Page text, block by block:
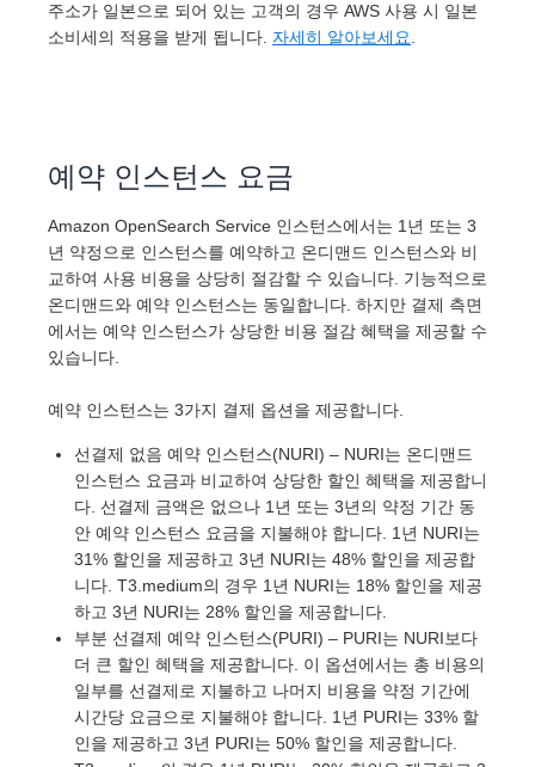
주소가 일본으로 되어 있는 고객의 경우 AWS 사용 시 일본
소비세의 적용을 받게 됩니다. 자세히 알아보세요
예약 인스턴스 요금
Amazon OpenSearch Service 인스턴스에서는 1년 또는 3
년 약정으로 인스턴스를 예약하고 온디맨드 인스턴스와 비
교하여 사용 비용을 상당히 절감할 수 있습니다. 기능적으로
온디맨드와 예약 인스턴스는 동일합니다. 하지만 결제 측면
에서는 예약 인스턴스가 상당한 비용 절감 혜택을 제공할 수
있습니다.
예약 인스턴스는 3가지 결제 옵션을 제공합니다.
선결제 없음 예약 인스턴스(NURI) – NURI는 온디맨드
인스턴스 요금과 비교하여 상당한 할인 혜택을 제공합니
다. 선결제 금액은 없으나 1년 또는 3년의 약정 기간 동
안 예약 인스턴스 요금을 지불해야 합니다. 1년 NURI는
31% 할인을 제공하고 3년 NURI는 48% 할인을 제공합
니다. T3.medium의 경우 1년 NURI는 18% 할인을 제공
하고 3년 NURI는 28% 할인을 제공합니다.
부분 선결제 예약 인스턴스(PURI) – PURI는 NURI보다
더 큰 할인 혜택을 제공합니다. 이 옵션에서는 총 비용의
일부를 선결제로 지불하고 나머지 비용을 약정 기간에
시간당 요금으로 지불해야 합니다. 1년 PURI는 33% 할
인을 제공하고 3년 PURI는 50% 할인을 제공합니다.